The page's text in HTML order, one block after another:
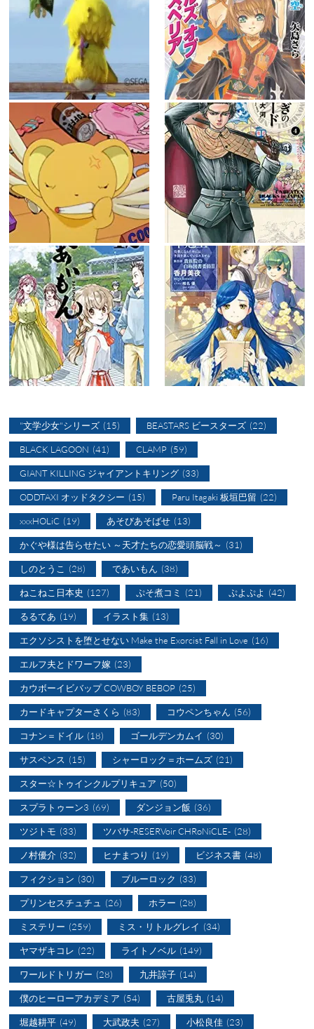
"文学少女"シリーズ (15) BEASTARS ビースターズ (22)
BLACK LAGOON (41) CLAMP (59)
GIANT KILLING ジャイアントキリング (33)
ODDTAXI オッドタクシー (15) Paru Itagaki 板垣巴留 (22)
xxxHOLiC (19) あそびあそばせ (13)
かぐや様は告らせたい ～天才たちの恋愛頭脳戦～ (31)
しのとうこ (28) であいもん (38)
ねこねこ日本史 (127) ぷそ煮コミ (21) ぷよぷよ (42)
るるてあ (19) イラスト集 (13)
エクソシストを堕とせない Make the Exorcist Fall in Love (16)
エルフ夫とドワーフ嫁 (23)
カウボーイビバップ COWBOY BEBOP (25)
カードキャプターさくら (83) コウペンちゃん (56)
コナン＝ドイル (18) ゴールデンカムイ (30)
サスペンス (15) シャーロック＝ホームズ (21)
スター☆トゥインクルプリキュア (50)
スプラトゥーン3 (69) ダンジョン飯 (36)
ツジトモ (33) ツバサ-RESERVoir CHRoNiCLE- (28)
ノ村優介 (32) ヒナまつり (19) ビジネス書 (48)
フィクション (30) ブルーロック (33)
プリンセスチュチュ (26) ホラー (28)
ミステリー (259) ミス・リトルグレイ (34)
ヤマザキコレ (22) ライトノベル (149)
ワールドトリガー (28) 九井諒子 (14)
僕のヒーローアカデミア (54) 古屋兎丸 (14)
堀越耕平 (49) 大武政夫 (27) 小松良佳 (23)